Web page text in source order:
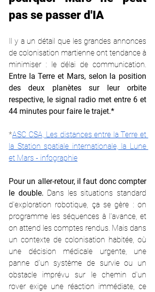
pas se passer d'IA
Il y a un détail que les grandes annonces
de colonisation martienne ont tendance à
Entre la Terre et Mars, selon la position
des deux planètes sur leur orbite
respective, le signal radio met entre 6 et
44 minutes pour faire le trajet.*
*ASC CSA, Les distances entre la Terre et
la Station spatiale internationale, la Lune
et Mars - infographie
Pour un aller-retour, il faut donc compter
le double. Dans les situations standard
d'exploration robotique, ça se gère : on
programme les séquences à l'avance, et
on attend les comptes rendus. Mais dans
un contexte de colonisation habitée, où
une décision médicale urgente, une
panne d'un système de survie ou un
obstacle imprévu sur le chemin d'un
rover exige une réaction immédiate, ce